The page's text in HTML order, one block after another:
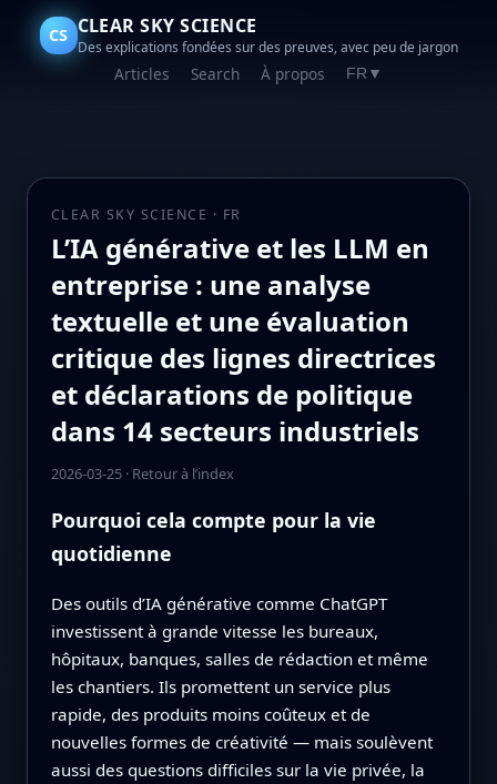
CS CLEAR SKY SCIENCE
Des explications fondées sur des preuves, avec peu de jargon
Articles Search À propos FR ▼
CLEAR SKY SCIENCE · FR
L’IA générative et les LLM en
entreprise : une analyse
textuelle et une évaluation
critique des lignes directrices
et déclarations de politique
dans 14 secteurs industriels
2026-03-25· Retour à l’index
Pourquoi cela compte pour la vie
quotidienne
Des outils d’IA générative comme ChatGPT
investissent à grande vitesse les bureaux,
hôpitaux, banques, salles de rédaction et même
les chantiers. Ils promettent un service plus
rapide, des produits moins coûteux et de
nouvelles formes de créativité — mais soulèvent
aussi des questions difficiles sur la vie privée, la